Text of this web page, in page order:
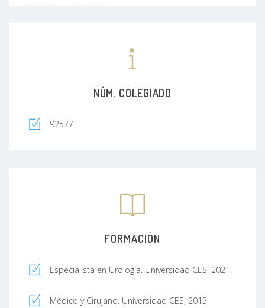
* Vasectomía y planificación familiar masculina.
Que esto no solo dependa de los medicamentos
de tu pareja, esta es una cirugía corta y segura
* Alteraciones urinarias e infecciones. Cualquier
sangrado en la orina, escapes incómodos de
NÚM. COLEGIADO
92577
FORMACIÓN
Especialista en Urología. Universidad CES, 2021.
Médico y Cirujano. Universidad CES, 2015.